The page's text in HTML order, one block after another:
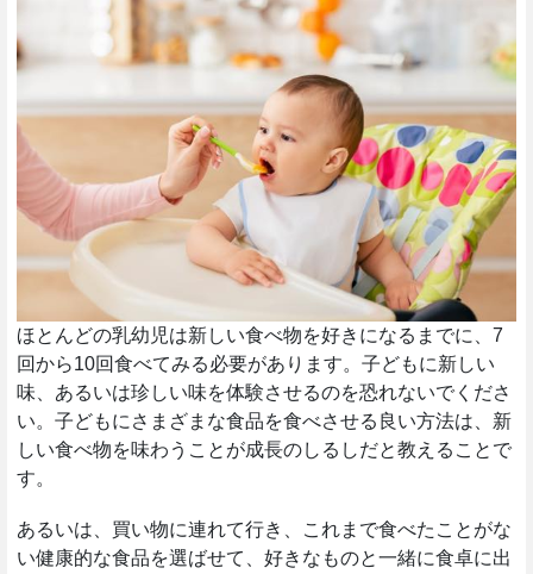
ほとんどの乳幼児は新しい食べ物を好きになるまでに、7
回から10回食べてみる必要があります。子どもに新しい
味、あるいは珍しい味を体験させるのを恐れないでくださ
い。子どもにさまざまな食品を食べさせる良い方法は、新
しい食べ物を味わうことが成長のしるしだと教えることで
す。
あるいは、買い物に連れて行き、これまで食べたことがな
い健康的な食品を選ばせて、好きなものと一緒に食卓に出